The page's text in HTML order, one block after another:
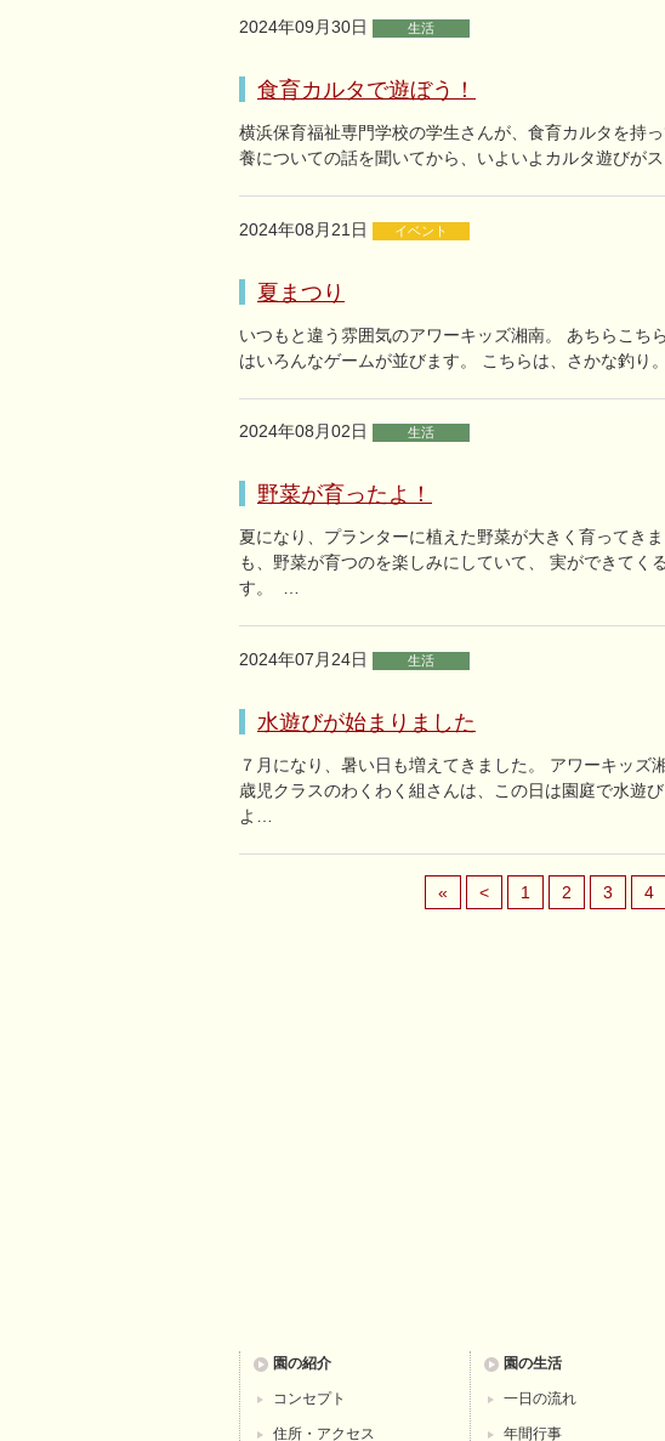
2024年09月30日 生活
食育カルタで遊ぼう！
横浜保育福祉専門学校の学生さんが、食育カルタを持
養についての話を聞いてから、いよいよカルタ遊び
2024年08月21日 イベント
夏まつり
いつもと違う雰囲気のアワーキッズ湘南。 あちらこ
はいろんなゲームが並びます。 こちらは、さかな釣り
2024年08月02日 生活
野菜が育ったよ！
夏になり、プランターに植えた野菜が大きく育ってき
も、野菜が育つのを楽しみにしていて、 実ができてく
す。 …
2024年07月24日 生活
水遊びが始まりました
７月になり、暑い日も増えてきました。 アワーキッ
歳児クラスのわくわく組さんは、この日は園庭で水遊
よ…
« < 1 2 3 4
園の紹介
コンセプト
住所・アクセス
園の生活
一日の流れ
年間行事